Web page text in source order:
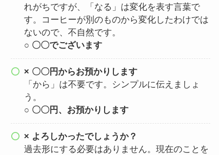
れがちですが、「なる」は変化を表す言葉で
す。コーヒーが別のものから変化したわけでは
ないので、不自然です。
○ 〇〇でございます
× 〇〇円からお預かりします
「から」は不要です。シンプルに伝えましょ
う。
○ 〇〇円、お預かりします
× よろしかったでしょうか？
過去形にする必要はありません。現在のことを